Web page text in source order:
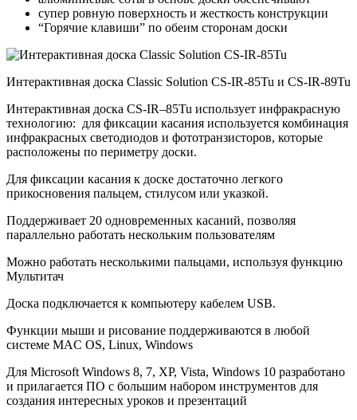
супер ровную поверхность и жесткость конструкции
“Горячие клавиши” по обеим сторонам доски
Интерактивная доска Classic Solution CS-IR-85Tu и CS-IR-89Tu
Интерактивная доска CS-IR–85Tu использует инфракрасную
технологию: для фиксации касания используется комбинация
инфракрасных светодиодов и фототранзисторов, которые
расположены по периметру доски.
Для фиксации касания к доске достаточно легкого
прикосновения пальцем, стилусом или указкой.
Поддерживает 20 одновременных касаний, позволяя
параллельно работать нескольким пользователям
Можно работать несколькими пальцами, используя функцию
Мультитач
Доска подключается к компьютеру кабелем USB.
Функции мыши и рисование поддерживаются в любой
системе MAC OS, Linux, Windows
Для Microsoft Windows 8, 7, XP, Vista, Windows 10 разработано
и прилагается ПО с большим набором инструментов для
создания интересных уроков и презентаций